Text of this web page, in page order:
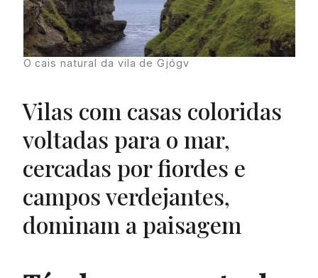
O cais natural da vila de Gjógv
Vilas com casas coloridas
voltadas para o mar,
cercadas por fiordes e
campos verdejantes,
dominam a paisagem